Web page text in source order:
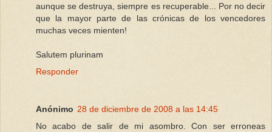
aunque se destruya, siempre es recuperable... Por no decir
que la mayor parte de las crónicas de los vencedores
muchas veces mienten!
Salutem plurinam
Responder
Anónimo 28 de diciembre de 2008 a las 14:45
No acabo de salir de mi asombro. Con ser erroneas